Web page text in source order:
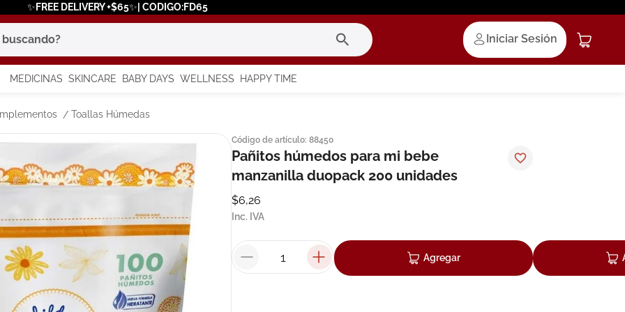
✨FREE DELIVERY +$65✨| CODIGO:FD65
Iniciar Sesión
MEDICINAS SKINCARE BABY DAYS WELLNESS HAPPY TIME
Toallas Húmedas
Código de artículo: 88450
Pañitos húmedos para mi bebe
manzanilla duopack 200 unidades
$6,26
Inc. IVA
Agregar
más buscados
solar